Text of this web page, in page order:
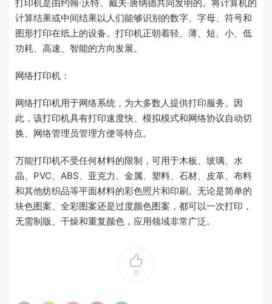
打印机是由约翰·沃特、戴夫·唐纳德共同发明的。将计算机的
计算结果或中间结果以人们能够识别的数字、字母、符号和
图形打印在纸上的设备。打印机正朝着轻、薄、短、小、低
功耗、高速、智能的方向发展。
网络打印机：
网络打印机用于网络系统，为大多数人提供打印服务。因
此，该打印机具有打印速度快、模拟模式和网络协议自动切
换、网络管理员管理方便等特点。
万能打印机不受任何材料的限制，可用于木板、玻璃、水
晶、PVC、ABS、亚克力、金属、塑料、石材、皮革、布料
和其他纺织品等平面材料的彩色照片和印刷。无论是简单的
块色图案、全彩图案还是过度颜色图案，都可以一次打印，
无需制版、干燥和重复颜色，应用领域非常广泛。
0